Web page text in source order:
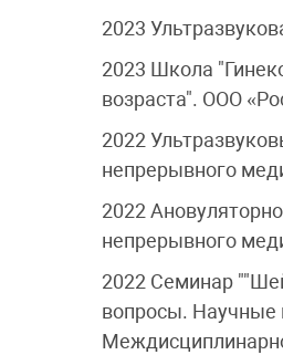
2023
2023 Школа
возраста". ООО
2022
непрерывного
2022
непрерывного
2022 Семинар
вопросы. Научные